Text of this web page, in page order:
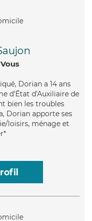
Dorian a 14 ans
d'État d'Auxiliaire de
bien les troubles
Dorian apporte ses
loisirs, ménage et